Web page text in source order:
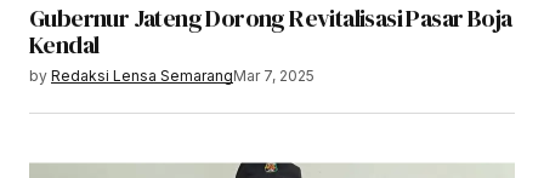
Gubernur Jateng Dorong Revitalisasi Pasar Boja
Kendal
by Redaksi Lensa SemarangMar 7, 2025